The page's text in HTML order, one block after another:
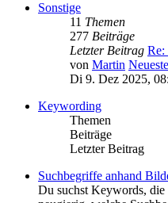
Sonstige
11 Themen
277 Beiträge
Letzter Beitrag Re:
von Martin
Di 9. Dez 2025,
Keywording
Themen
Beiträge
Letzter Beitrag
Suchbegriffe anhand
Du suchst Keywords, die